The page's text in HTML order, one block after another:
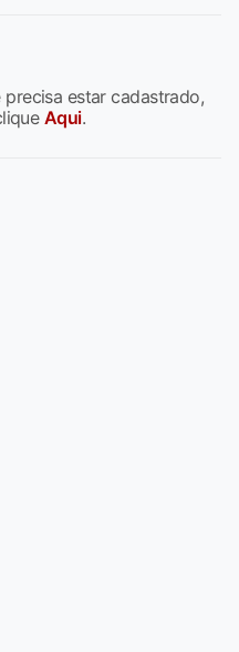
estar cadastrado,
Aqui.